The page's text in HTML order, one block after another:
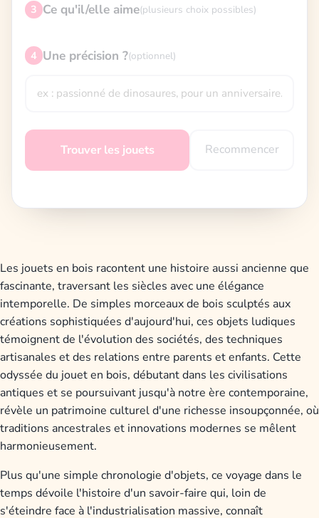
3 Ce qu'il/elle aime(plusieurs choix possibles)
4 Une précision ?(optionnel)
Trouver les jouets Recommencer
Les jouets en bois racontent une histoire aussi ancienne que
fascinante, traversant les siècles avec une élégance
intemporelle. De simples morceaux de bois sculptés aux
créations sophistiquées d'aujourd'hui, ces objets ludiques
témoignent de l'évolution des sociétés, des techniques
artisanales et des relations entre parents et enfants. Cette
odyssée du jouet en bois, débutant dans les civilisations
antiques et se poursuivant jusqu'à notre ère contemporaine,
révèle un patrimoine culturel d'une richesse insoupçonnée, où
traditions ancestrales et innovations modernes se mêlent
harmonieusement.
Plus qu'une simple chronologie d'objets, ce voyage dans le
temps dévoile l'histoire d'un savoir-faire qui, loin de
s'éteindre face à l'industrialisation massive, connaît